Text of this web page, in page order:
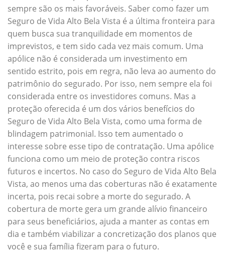
sempre são os mais favoráveis. Saber como fazer um
Seguro de Vida Alto Bela Vista é a última fronteira para
quem busca sua tranquilidade em momentos de
imprevistos, e tem sido cada vez mais comum. Uma
apólice não é considerada um investimento em
sentido estrito, pois em regra, não leva ao aumento do
patrimônio do segurado. Por isso, nem sempre ela foi
considerada entre os investidores comuns. Mas a
proteção oferecida é um dos vários benefícios do
Seguro de Vida Alto Bela Vista, como uma forma de
blindagem patrimonial. Isso tem aumentado o
interesse sobre esse tipo de contratação. Uma apólice
funciona como um meio de proteção contra riscos
futuros e incertos. No caso do Seguro de Vida Alto Bela
Vista, ao menos uma das coberturas não é exatamente
incerta, pois recai sobre a morte do segurado. A
cobertura de morte gera um grande alívio financeiro
para seus beneficiários, ajuda a manter as contas em
dia e também viabilizar a concretização dos planos que
você e sua família fizeram para o futuro.